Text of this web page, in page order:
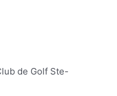
de Golf Ste-